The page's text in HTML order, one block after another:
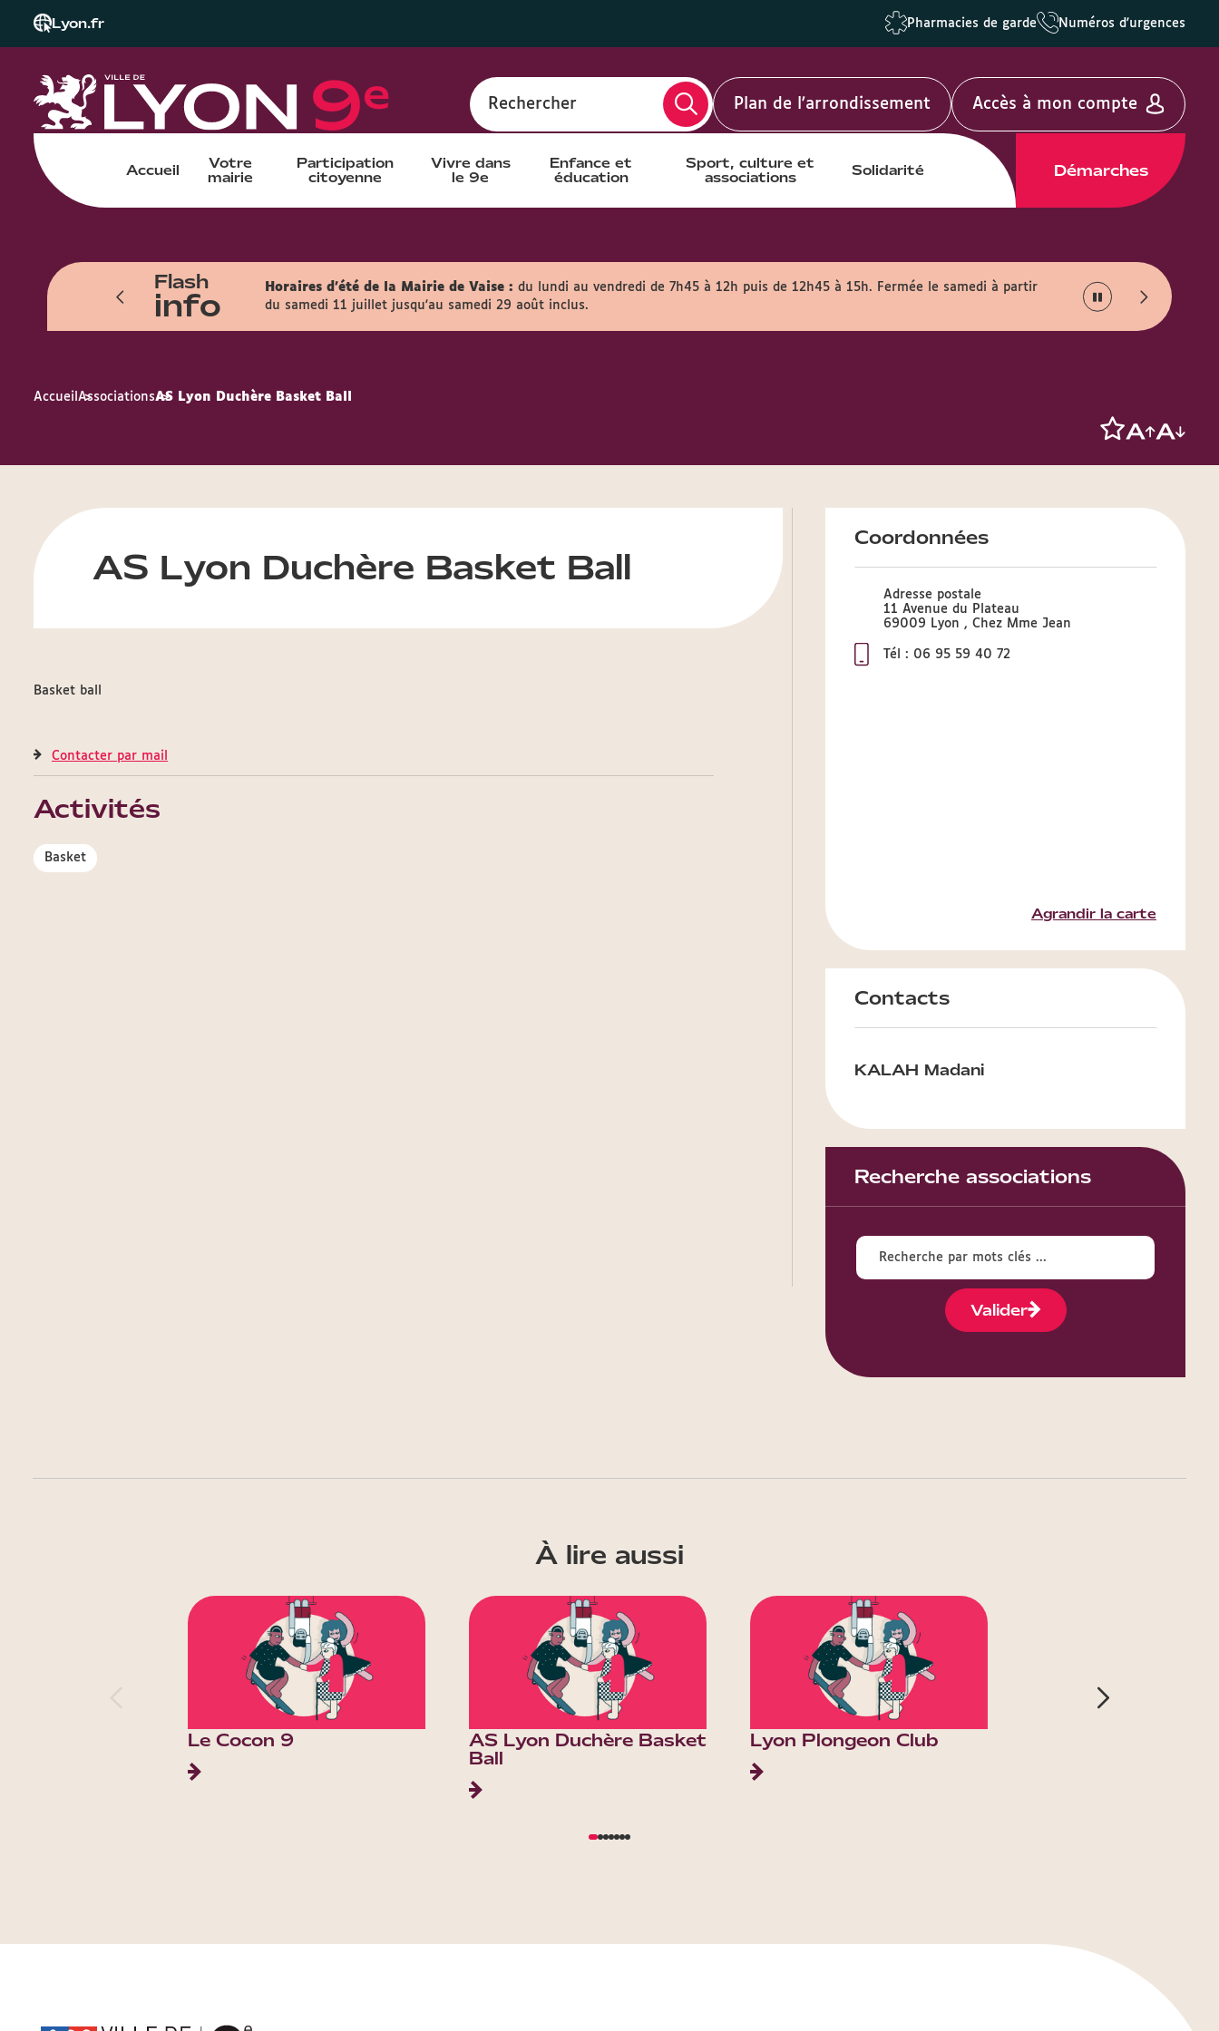
Lyon.fr Pharmacies de garde Numéros d'urgences
Rechercher Plan de l'arrondissement Accès à mon compte
Accueil
Votre
mairie
Participation
citoyenne
Vivre dans
le 9e
Enfance et
éducation
Sport, culture et
associations
Solidarité Démarches
Flash
info
pour une durée de 18 mois
Horaires d'été de la Mairie de Vaise : du lundi au vendredi de 7h45 à 12h puis de 12h45 à 15h. Fermée le samedi à partir
du samedi 11 juillet jusqu'au samedi 29 août inclus.
Info travaux :
août.
Accueil AssociationsAS Lyon Duchère Basket Ball
AS Lyon Duchère Basket Ball
Basket ball
Contacter par mail
Activités
Basket
Coordonnées
Adresse postale
11 Avenue du Plateau
69009 Lyon , Chez Mme Jean
Tél : 06 95 59 40 72
Agrandir la carte
Contacts
KALAH Madani
Recherche associations
Valider
À lire aussi
Le Cocon 9 AS Lyon Duchère Basket
Ball
Lyon Plongeon Club